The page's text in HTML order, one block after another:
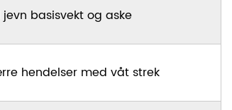
basisvekt og aske
hendelser med våt strek